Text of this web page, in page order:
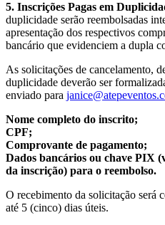
5. Inscrições Pagas em
duplicidade serão reembolsadas
apresentação dos respectivos
bancário que evidenciem a dupla
As solicitações de cancelamento,
duplicidade deverão ser
enviado para
Nome completo do inscrito;
CPF;
Comprovante de pagamento;
Dados bancários ou chave PIX
da inscrição) para o reembolso.
O recebimento da solicitação será
até 5 (cinco) dias úteis.